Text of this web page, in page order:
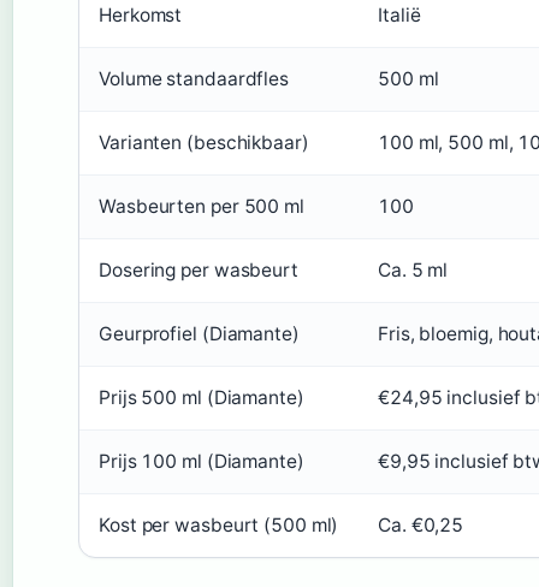
Herkomst Italië
Volume standaardfles 500 ml
Varianten (beschikbaar) 100 ml, 500 ml,
Wasbeurten per 500 ml 100
Dosering per wasbeurt Ca. 5 ml
Geurprofiel (Diamante) Fris, bloemig,
Prijs 500 ml (Diamante) €24,95 inclusief
Prijs 100 ml (Diamante) €9,95 inclusief
Kost per wasbeurt (500 ml) Ca. €0,25